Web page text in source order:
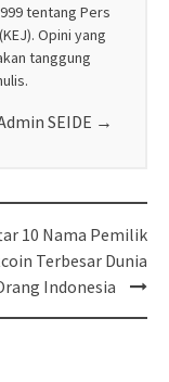
tentang Pers
Opini yang
tanggung
SEIDE →
10 Nama Pemilik
Terbesar Dunia
Indonesia